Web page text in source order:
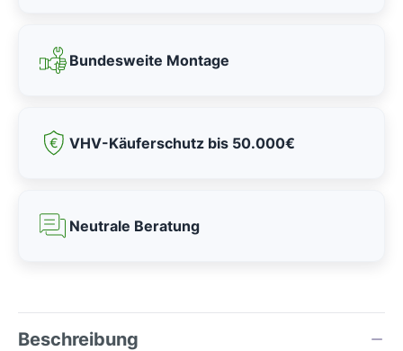
Bundesweite Montage
VHV-Käuferschutz bis 50.000€
Neutrale Beratung
Beschreibung